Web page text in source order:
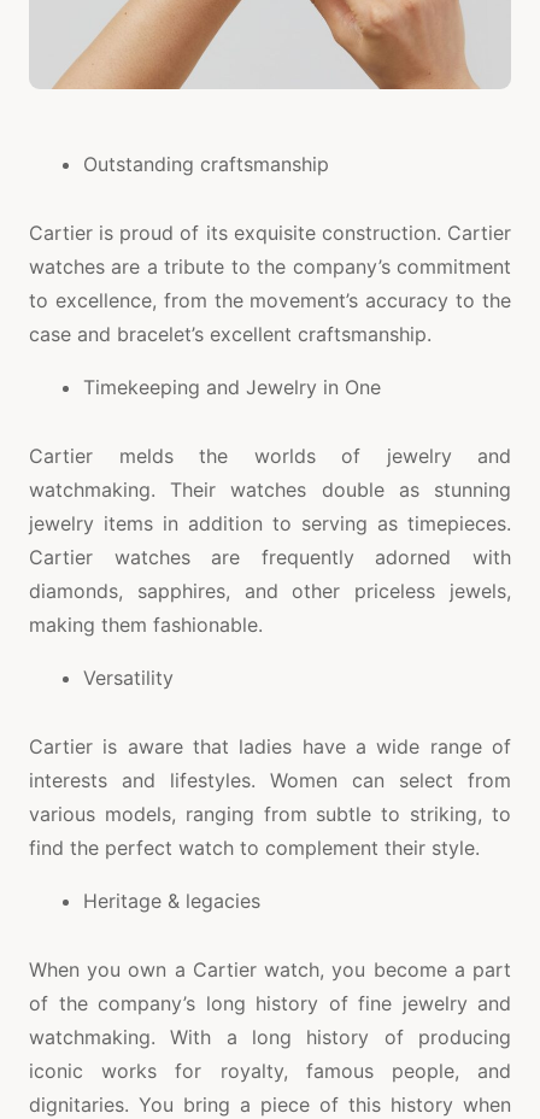
Outstanding craftsmanship
Cartier is proud of its exquisite construction. Cartier
watches are a tribute to the company’s commitment
to excellence, from the movement’s accuracy to the
case and bracelet’s excellent craftsmanship.
Timekeeping and Jewelry in One
Cartier melds the worlds of jewelry and
watchmaking. Their watches double as stunning
jewelry items in addition to serving as timepieces.
Cartier watches are frequently adorned with
diamonds, sapphires, and other priceless jewels,
making them fashionable.
Versatility
Cartier is aware that ladies have a wide range of
interests and lifestyles. Women can select from
various models, ranging from subtle to striking, to
find the perfect watch to complement their style.
Heritage & legacies
When you own a Cartier watch, you become a part
of the company’s long history of fine jewelry and
watchmaking. With a long history of producing
iconic works for royalty, famous people, and
dignitaries. You bring a piece of this history when